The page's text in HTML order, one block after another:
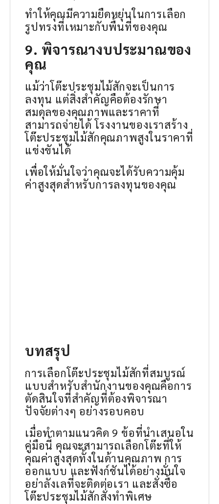
ทำให้คุณมีความยืดหยุ่นในการเลือก
รูปทรงที่เหมาะกับพื้นที่ของคุณ
9. พิจารณางบประมาณของ
คุณ
แม้ว่าโต๊ะประชุมไม้สักจะเป็นการ
ลงทุน แต่สิ่งสำคัญคือต้องรักษา
สมดุลของคุณภาพและราคาที่
สามารถจ่ายได้ โรงงานของเราสร้าง
โต๊ะประชุมไม้สักคุณภาพสูงในราคาที่
แข่งขันได้
เพื่อให้มั่นใจว่าคุณจะได้รับความคุ้ม
ค่าสูงสุดสำหรับการลงทุนของคุณ
บทสรุป
การเลือกโต๊ะประชุมไม้สักที่สมบูรณ์
แบบสำหรับสำนักงานของคุณคือการ
ตัดสินใจที่สำคัญที่ต้องพิจารณา
ปัจจัยต่างๆ อย่างรอบคอบ
เมื่อทำตามแนวคิด 9 ข้อที่นำเสนอใน
คู่มือนี้ คุณจะสามารถเลือกโต๊ะที่ให้
คุณค่าสูงสุดทั้งในด้านคุณภาพ การ
ออกแบบ และฟังก์ชันได้อย่างมั่นใจ
อย่าลังเลที่จะติดต่อเรา และสั่งซื้อ
โต๊ะประชุมไม้สักสั่งทำพิเศษ